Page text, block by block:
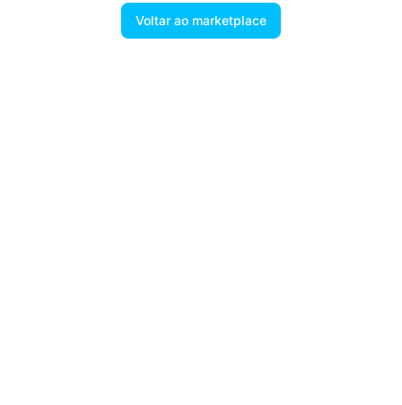
Voltar ao marketplace